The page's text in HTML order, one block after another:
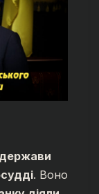
. Воно